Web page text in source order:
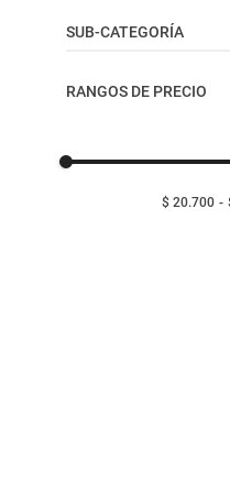
cuidado del bebé
SUB-CATEGORÍA
RANGOS DE PRECIO
$ 20.700